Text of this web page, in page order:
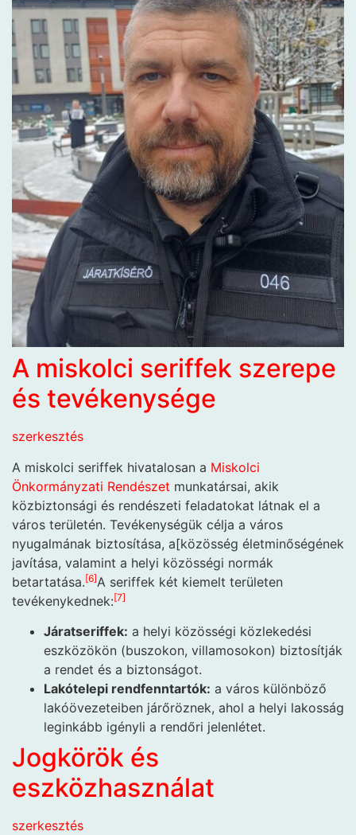
A miskolci seriffek szerepe
és tevékenysége
szerkesztés
A miskolci seriffek hivatalosan a Miskolci
Önkormányzati Rendészet munkatársai, akik
közbiztonsági és rendészeti feladatokat látnak el a
város területén. Tevékenységük célja a város
nyugalmának biztosítása, a[közösség életminőségének
javítása, valamint a helyi közösségi normák
betartatása.[6]A seriffek két kiemelt területen
tevékenykednek:[7]
Járatseriffek: a helyi közösségi közlekedési
eszközökön (buszokon, villamosokon) biztosítják
a rendet és a biztonságot.
Lakótelepi rendfenntartók: a város különböző
lakóövezeteiben járőröznek, ahol a helyi lakosság
leginkább igényli a rendőri jelenlétet.
Jogkörök és
eszközhasználat
szerkesztés